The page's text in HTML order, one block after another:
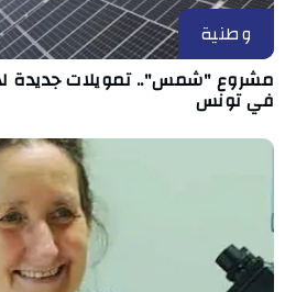
وطنية
مشروع "شمس".. تمويلات جديدة
في تونس